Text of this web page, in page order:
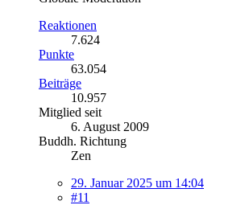
Reaktionen
7.624
Punkte
63.054
Beiträge
10.957
Mitglied seit
6. August 2009
Buddh. Richtung
Zen
29. Januar 2025 um 14:04
#11